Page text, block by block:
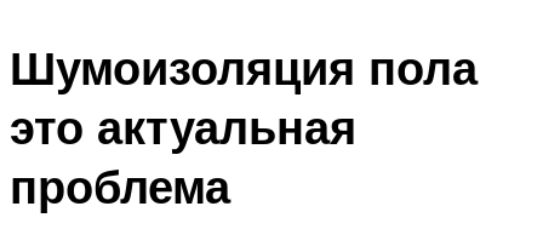
Шумоизоляция пола
это актуальная
проблема